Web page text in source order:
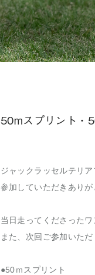
50mスプリント・
ジャックラッセルテリ
参加していただきありが
当日走ってくださった
また、次回ご参加いた
●50ｍスプリント